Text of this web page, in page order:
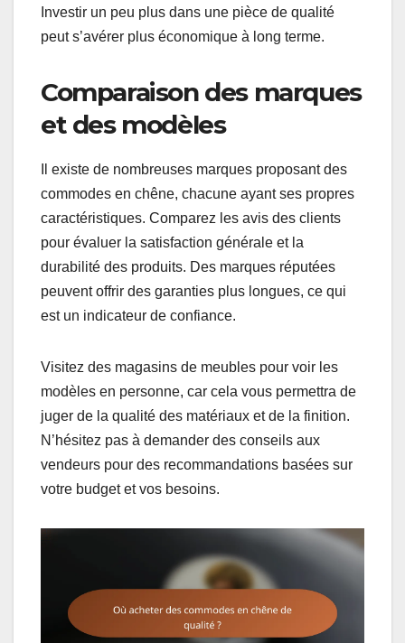
Investir un peu plus dans une pièce de qualité
peut s’avérer plus économique à long terme.
Comparaison des marques
et des modèles
Il existe de nombreuses marques proposant des
commodes en chêne, chacune ayant ses propres
caractéristiques. Comparez les avis des clients
pour évaluer la satisfaction générale et la
durabilité des produits. Des marques réputées
peuvent offrir des garanties plus longues, ce qui
est un indicateur de confiance.
Visitez des magasins de meubles pour voir les
modèles en personne, car cela vous permettra de
juger de la qualité des matériaux et de la finition.
N’hésitez pas à demander des conseils aux
vendeurs pour des recommandations basées sur
votre budget et vos besoins.